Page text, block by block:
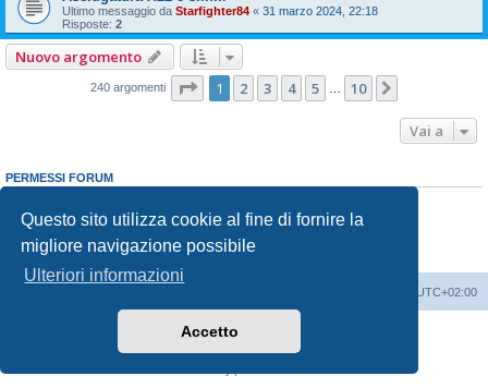
Questo sito utilizza cookie al fine di fornire la
migliore navigazione possibile
Ulteriori informazioni
Accetto
Ultimo messaggio da Starfighter84 « 31 marzo 2024, 22:18
Risposte: 2
Nuovo argomento
240 argomenti Pagina di 10
1 2 3 4 5 10
Vai a
PERMESSI FORUM
Non puoirispondere negli argomenti
Non puoimodificare i tuoi messaggi
Non puoicancellare i tuoi messaggi
Non puoi
inviare allegati
UTC+02:00
phpBB® Forum Software © phpBB Limited
Traduzione ItalianaphpBB-Italia.it